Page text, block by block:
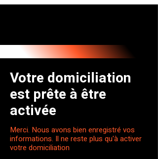
Votre domiciliation
est prête à être
activée
Merci. Nous avons bien enregistré vos
informations. Il ne reste plus qu'à activer
votre domiciliation